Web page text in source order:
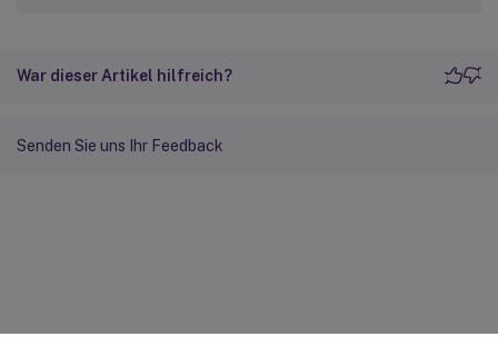
War dieser Artikel hilfreich?
Senden Sie uns Ihr Feedback